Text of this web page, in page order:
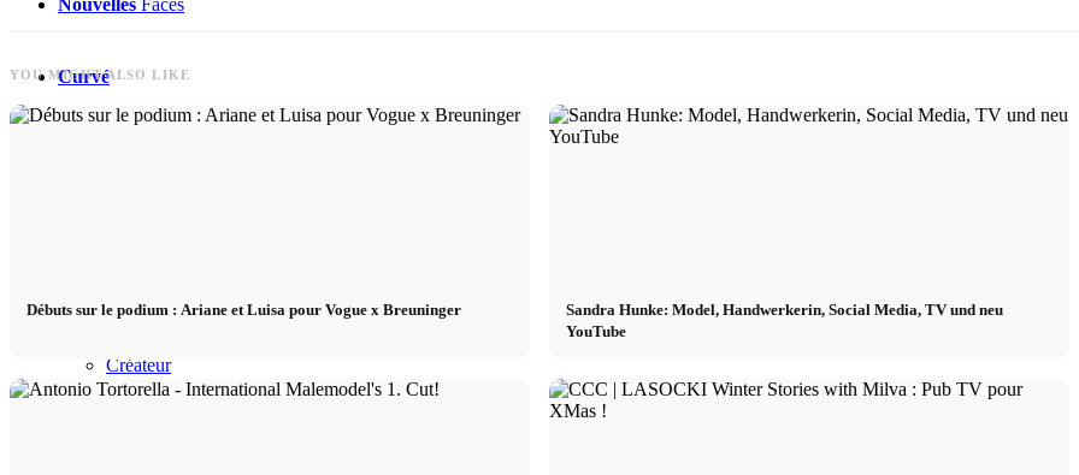
Curvé
Créateur
YOU MIGHT ALSO LIKE
Débuts sur le podium : Ariane et Luisa pour Vogue x Breuninger
Sandra Hunke: Model, Handwerkerin, Social Media, TV und neu
YouTube